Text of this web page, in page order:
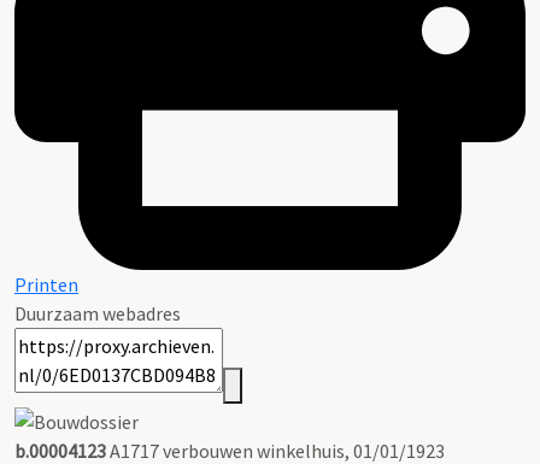
Printen
Duurzaam webadres
b.00004123A1717 verbouwen winkelhuis, 01/01/1923